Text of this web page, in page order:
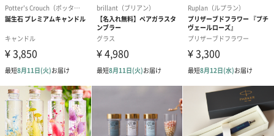
ドライフラワー・プリザーブドフラワー
自然のお花で作ったドライフラワー・プリザーブドフラワーを同
梱します。
一部花材が写真と異なる場合がございます。予めご了承くださ
い。パッケージに入れてお届けします。